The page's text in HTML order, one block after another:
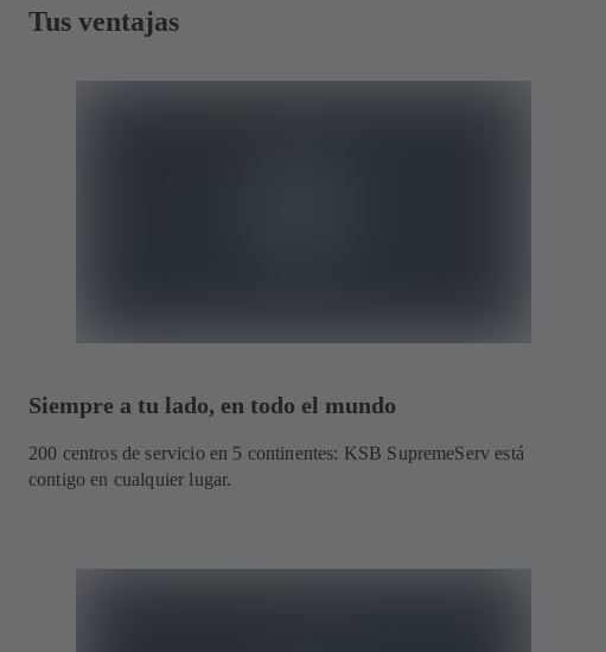
Tus ventajas
Siempre a tu lado, en todo el mundo
200 centros de servicio en 5 continentes: KSB SupremeServ está
contigo en cualquier lugar.